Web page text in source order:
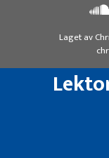
Laget av